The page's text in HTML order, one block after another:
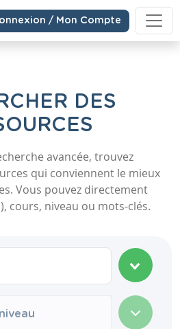
/ Mon Compte
DES
avancée, trouvez
qui conviennent le mieux
Vous pouvez directement
cours, niveau ou mots-clés.